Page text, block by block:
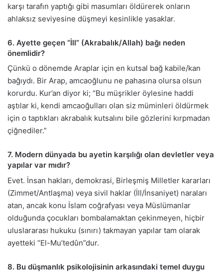
karşı tarafın yaptığı gibi masumları öldürerek onların
ahlaksız seviyesine düşmeyi kesinlikle yasaklar.
6. Ayette geçen “İll” (Akrabalık/Allah) bağı neden
önemlidir?
Çünkü o dönemde Araplar için en kutsal bağ kabile/kan
bağıydı. Bir Arap, amcaoğlunu ne pahasına olursa olsun
korurdu. Kur’an diyor ki; “Bu müşrikler öylesine haddi
aştılar ki, kendi amcaoğulları olan siz müminleri öldürmek
için o taptıkları akrabalık kutsalını bile gözlerini kırpmadan
çiğnediler.”
7. Modern dünyada bu ayetin karşılığı olan devletler veya
yapılar var mıdır?
Evet. İnsan hakları, demokrasi, Birleşmiş Milletler kararları
(Zimmet/Antlaşma) veya sivil haklar (İll/İnsaniyet) naraları
atan, ancak konu İslam coğrafyası veya Müslümanlar
olduğunda çocukları bombalamaktan çekinmeyen, hiçbir
uluslararası hukuku (sınırı) takmayan yapılar tam olarak
ayetteki “El-Mu’tedûn”dur.
8. Bu düşmanlık psikolojisinin arkasındaki temel duygu